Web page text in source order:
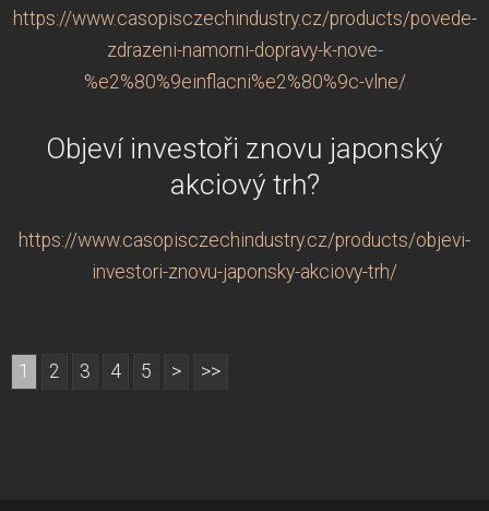
https://www.casopisczechindustry.cz/products/povede-
zdrazeni-namorni-dopravy-k-nove-
%e2%80%9einflacni%e2%80%9c-vlne/
Objeví investoři znovu japonský
akciový trh?
https://www.casopisczechindustry.cz/products/objevi-
investori-znovu-japonsky-akciovy-trh/
1 2 3 4 5 > >>